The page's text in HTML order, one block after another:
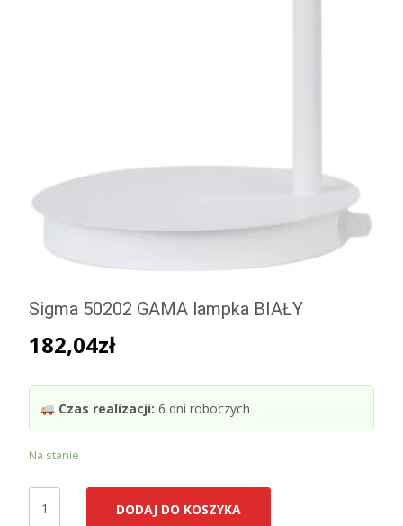
Sigma 50202 GAMA lampka BIAŁY
182,04zł
Czas realizacji: 6 dni roboczych
Na stanie
DODAJ DO KOSZYKA